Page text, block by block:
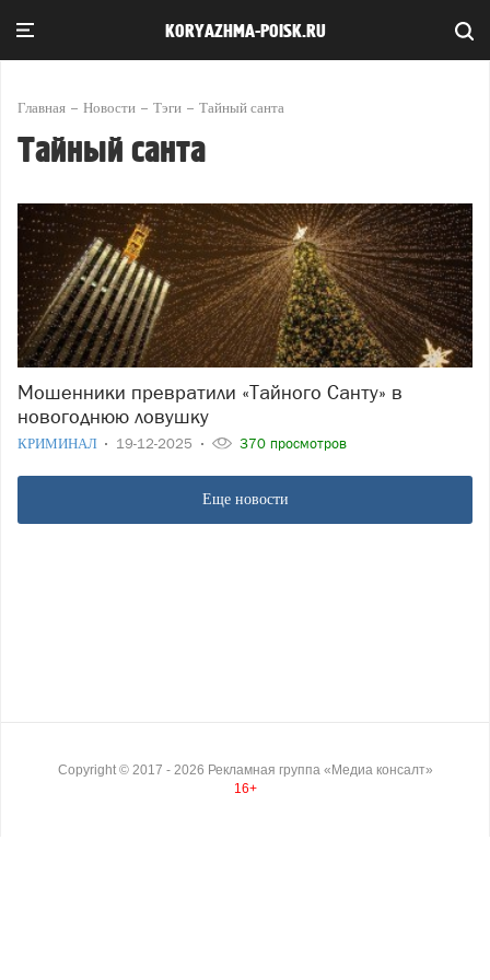
KORYAZHMA-POISK.RU
Главная Новости Тэги Тайный санта
Тайный санта
Мошенники превратили «Тайного Санту» в
новогоднюю ловушку
КРИМИНАЛ 19-12-2025 370 просмотров
Еще новости
Copyright © 2017 - 2026 Рекламная группа «Медиа консалт»
16+